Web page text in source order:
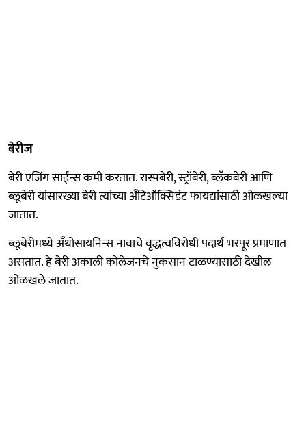
बेरीज
बेरी एजिंग साईन्स कमी करतात. रास्पबेरी, स्ट्रॉबेरी, ब्लॅकबेरी आणि
ब्लूबेरी यांसारख्या बेरी त्यांच्या अँटिऑक्सिडंट फायद्यांसाठी ओळखल्या
जातात.
ब्लूबेरीमध्ये अँथोसायनिन्स नावाचे वृद्धत्वविरोधी पदार्थ भरपूर प्रमाणात
असतात. हे बेरी अकाली कोलेजनचे नुकसान टाळण्यासाठी देखील
ओळखले जातात.